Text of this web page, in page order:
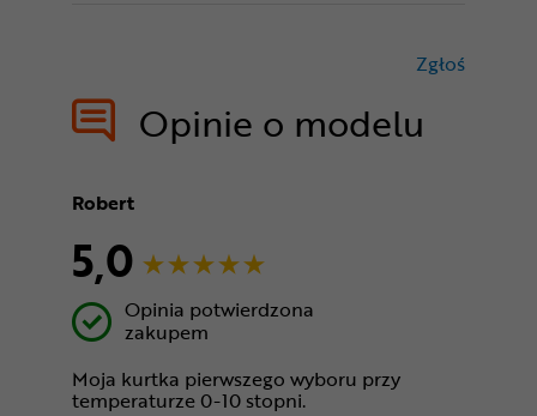
Opinie o modelu
Zgłoś
Robert
5,0
Opinia potwierdzona
zakupem
Moja kurtka pierwszego wyboru przy
temperaturze 0-10 stopni.